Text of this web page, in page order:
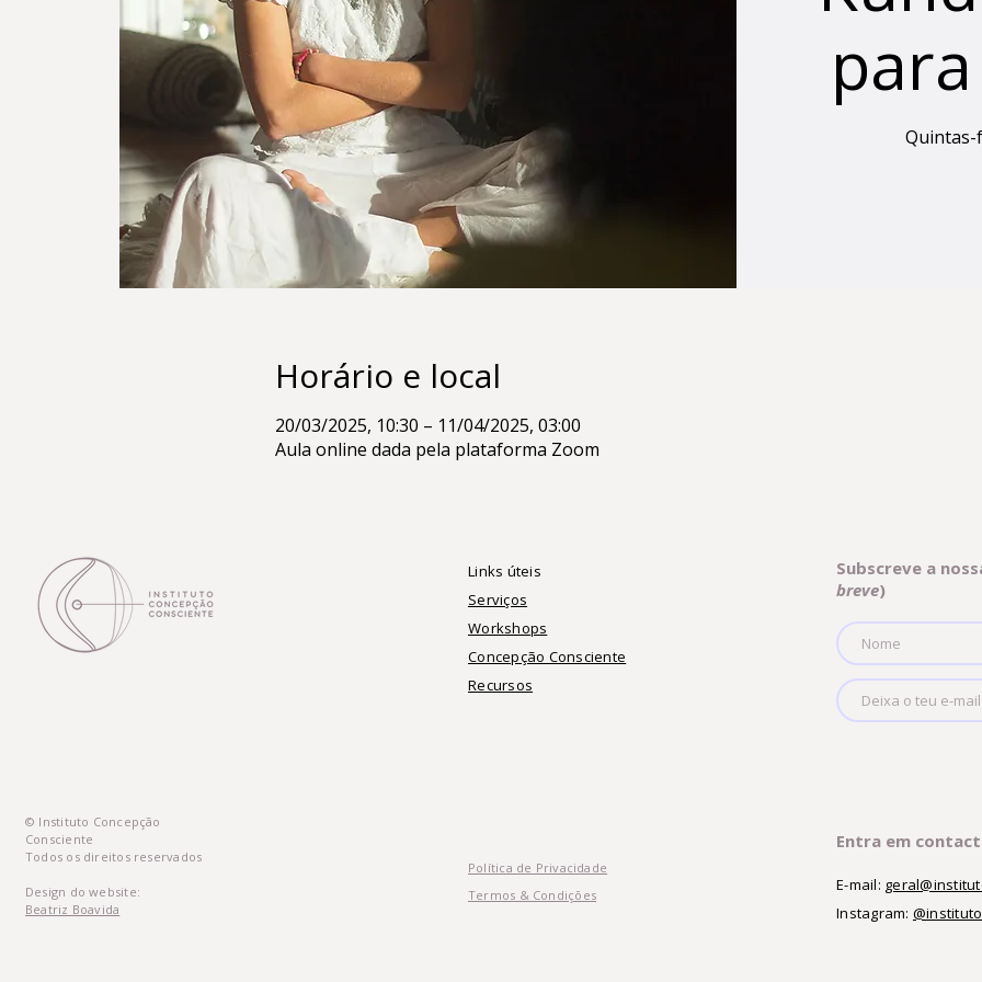
Quintas-
Horário e local
20/03/2025, 10:30 – 11/04/2025, 03:00
Aula online dada pela plataforma Zoom
© Instituto Concepção
Consciente
Todos os direitos reservados
Design do website:
Beatriz Boavida
Links úteis
Serviços
Workshops
Concepção Consciente
Recursos
Política de Privacidade
Termos & Condições
Subscreve a
breve)
Entra em
E-mail:
Instagram: